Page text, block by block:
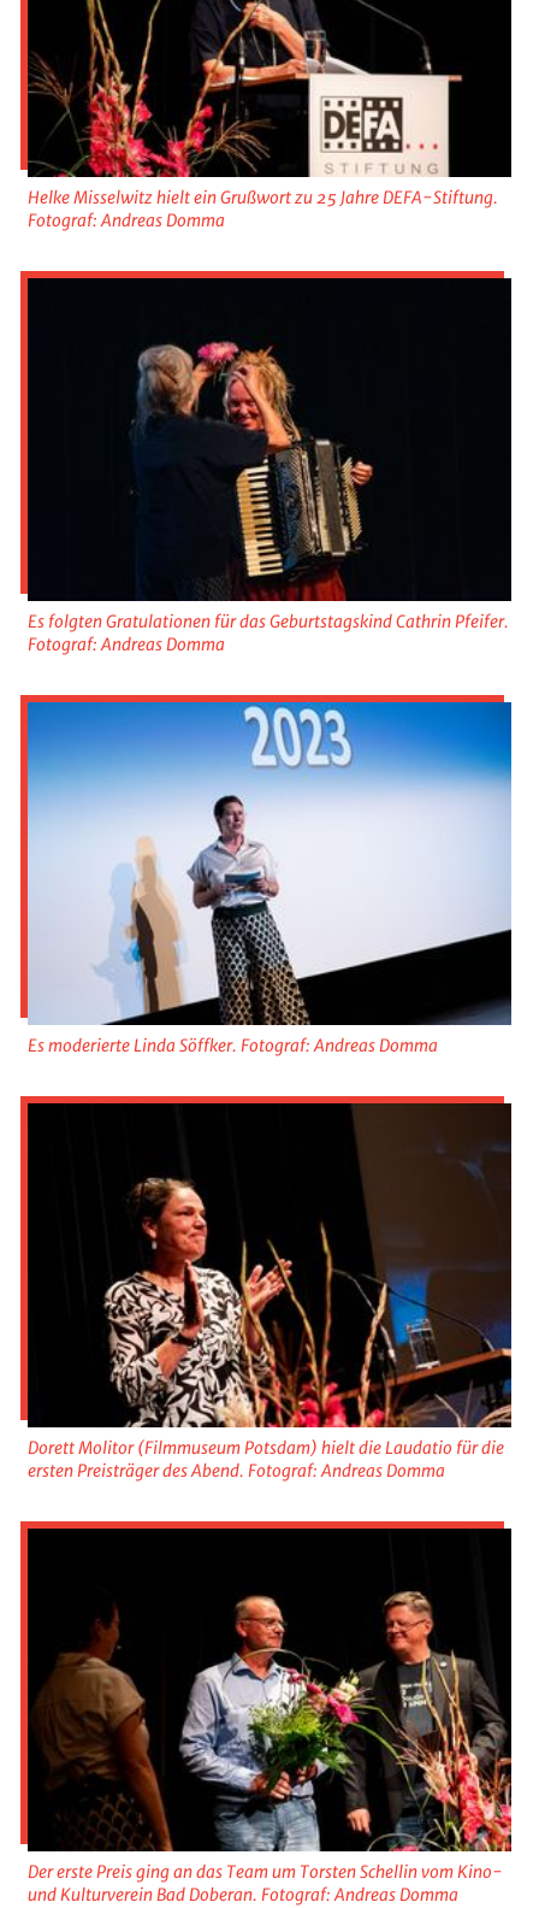
Helke Misselwitz hielt ein Grußwort zu 25 Jahre DEFA-Stiftung.
Fotograf: Andreas Domma
Es folgten Gratulationen für das Geburtstagskind Cathrin Pfeifer.
Fotograf: Andreas Domma
Es moderierte Linda Söffker. Fotograf: Andreas Domma
Dorett Molitor (Filmmuseum Potsdam) hielt die Laudatio für die
ersten Preisträger des Abend. Fotograf: Andreas Domma
Der erste Preis ging an das Team um Torsten Schellin vom Kino-
und Kulturverein Bad Doberan. Fotograf: Andreas Domma